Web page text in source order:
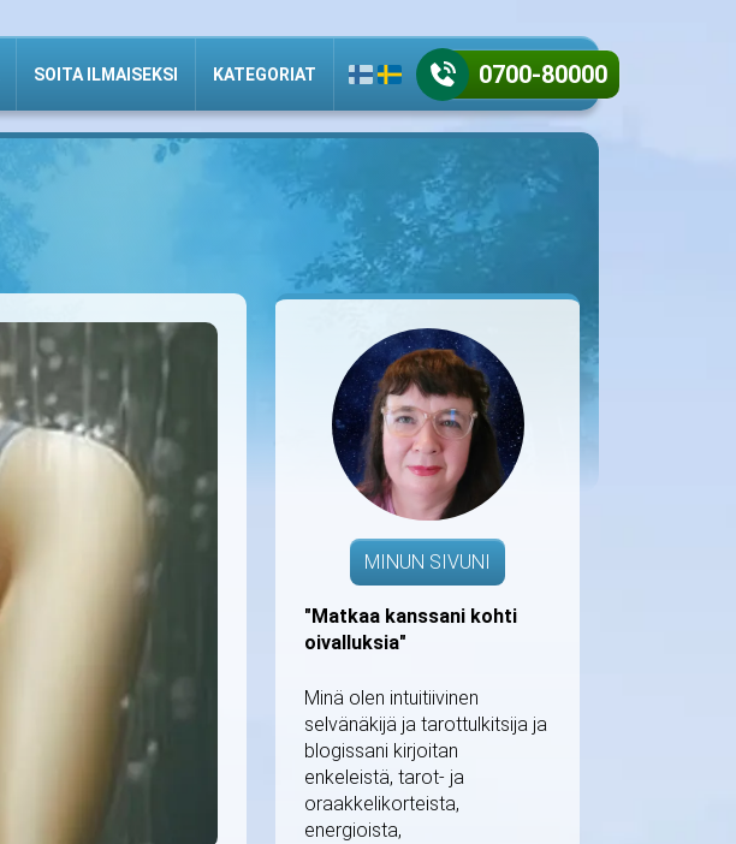
SOITA ILMAISEKSI KATEGORIAT 0700-80000
MINUN SIVUNI
"Matkaa kanssani kohti
oivalluksia"
Minä olen intuitiivinen
selvänäkijä ja tarottulkitsija ja
blogissani kirjoitan
enkeleistä, tarot- ja
oraakkelikorteista,
energioista,